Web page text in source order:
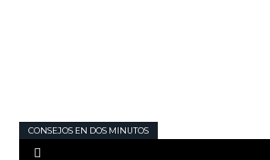
CONSEJOS EN DOS MINUTOS